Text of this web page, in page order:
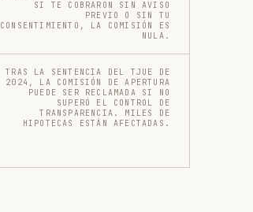
SI TE COBRARON SIN AVISO
PREVIO O SIN TU
CONSENTIMIENTO, LA COMISIÓN ES
NULA.
TRAS LA SENTENCIA DEL TJUE DE
2024, LA COMISIÓN DE APERTURA
PUEDE SER RECLAMADA SI NO
SUPERÓ EL CONTROL DE
TRANSPARENCIA. MILES DE
HIPOTECAS ESTÁN AFECTADAS.